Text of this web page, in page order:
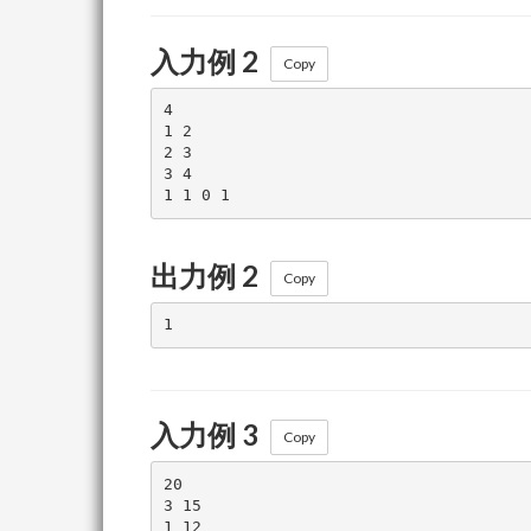
入力例 2 Copy
4
1 2
2 3
3 4
出力例 2 Copy
入力例 3 Copy
20
3 15
1 12